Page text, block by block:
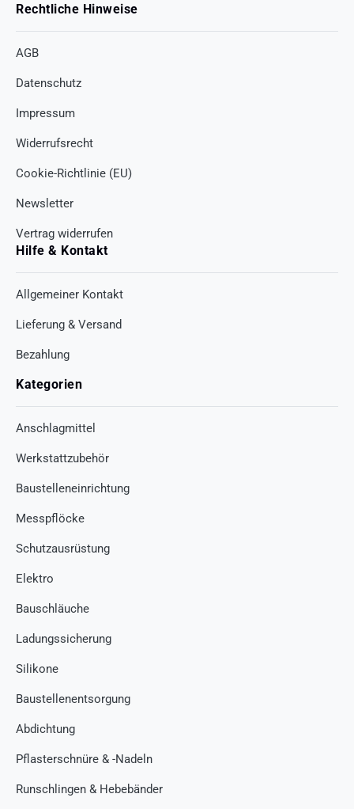
Rechtliche Hinweise
AGB
Datenschutz
Impressum
Widerrufsrecht
Cookie-Richtlinie (EU)
Newsletter
Vertrag widerrufen
Hilfe & Kontakt
Allgemeiner Kontakt
Lieferung & Versand
Bezahlung
Kategorien
Anschlagmittel
Werkstattzubehör
Baustelleneinrichtung
Messpflöcke
Schutzausrüstung
Elektro
Bauschläuche
Ladungssicherung
Silikone
Baustellenentsorgung
Abdichtung
Pflasterschnüre & -Nadeln
Runschlingen & Hebebänder